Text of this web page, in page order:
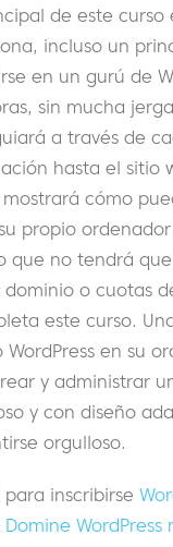
de este curso
incluso un
en un gurú de
sin mucha
a través de
hasta el sitio
cómo
propio
que no tendrá
o cuotas
este curso.
en su
y administrar
y con diseño
orgulloso.
inscribirse
WordPress